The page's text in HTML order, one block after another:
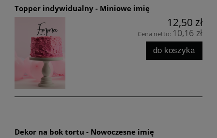
Topper indywidualny - Miniowe imię
12,50 zł
Cena netto: 10,16 zł
do koszyka
Dekor na bok tortu - Nowoczesne imię